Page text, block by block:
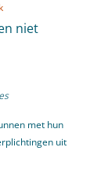
niet
met hun
uit